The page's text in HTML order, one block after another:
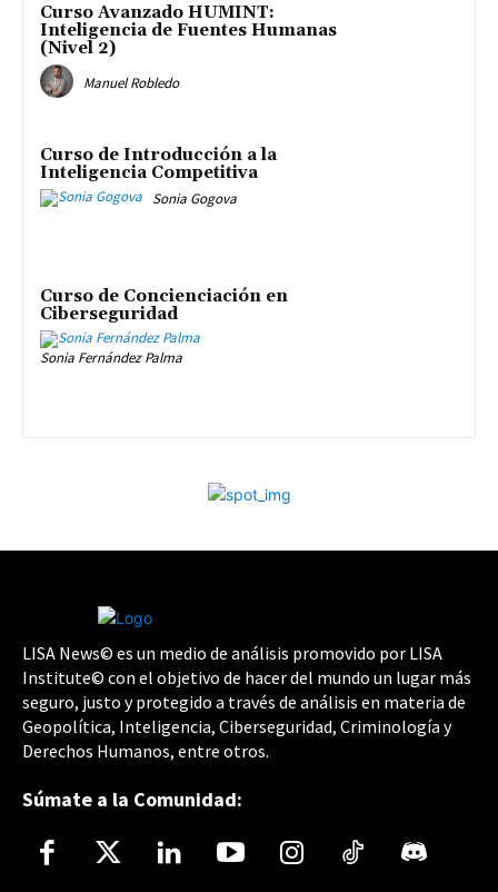
Curso Avanzado HUMINT:
Inteligencia de Fuentes Humanas
(Nivel 2)
Manuel Robledo
Curso de Introducción a la
Inteligencia Competitiva
Sonia Gogova
Curso de Concienciación en
Ciberseguridad
Sonia Fernández Palma
LISA News© es un medio de análisis promovido por LISA
Institute© con el objetivo de hacer del mundo un lugar más
seguro, justo y protegido a través de análisis en materia de
Geopolítica, Inteligencia, Ciberseguridad, Criminología y
Derechos Humanos, entre otros.
Súmate a la Comunidad: